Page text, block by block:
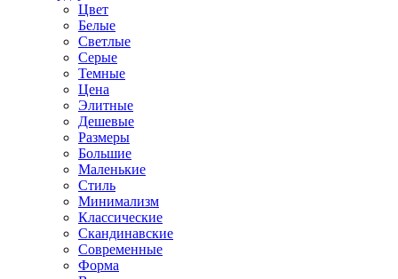
Цвет
Белые
Светлые
Серые
Темные
Цена
Элитные
Дешевые
Размеры
Большие
Маленькие
Стиль
Минимализм
Классические
Скандинавские
Современные
Форма